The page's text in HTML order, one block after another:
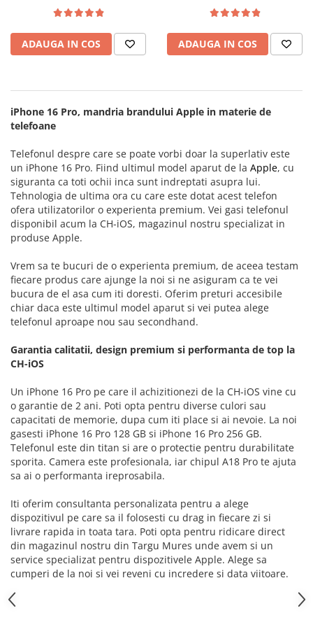
iPhone 14 Pro Max
iPhone 15
iPhone 15 Plus
iPhone 16 Pro
iPhone 16E
iPhone 17
iPhone 17 Air
iPhone 17 Pro
iPhone 17 Pro Max
iPhone SE 3
iPhone Xr
iPhone Xs
iPhone Xs Max
Series 10
Series 6
Series 7
Series 8
Series 9
Series SE 2
Ultra 3
iPad
iPad Air 11 M3 (2025)
iPad Air 13 M3 (2025)
iPad Pro 11 Gen. 4 (2022)
Mac
iPhone 14 Pro
iPhone 14 Pro Max
iPhone 15
iPhone 16
iPhone 16 Pro
iPhone 16 Pro Max
iPhone 5
iPhone 5C
iPhone 6
iPhone 6s
iPhone 6s Plus
iPhone 7
iPhone 7 Plus
iPhone 8 Plus
iPhone SE 2 (2020)
iPhone SE 3 (2022)
iPhone X
iPhone XR
iPhone Xs
iPhone Xs Max
Componente iPad
iPad Air 1, 9.7" (2013)
iPad Air 2, 9.7" (2014)
iPad Air 3, 10.5" (2019)
iPad Air 4, 10.9" (2020)
iPad Air 5, 10.9" (2022)
Suporți și diverse
ADAUGA IN COS ADAUGA IN COS
iPhone 16 Pro, mandria brandului Apple in materie de
telefoane
Telefonul despre care se poate vorbi doar la superlativ este
un iPhone 16 Pro. Fiind ultimul model aparut de la Apple, cu
siguranta ca toti ochii inca sunt indreptati asupra lui.
Tehnologia de ultima ora cu care este dotat acest telefon
ofera utilizatorilor o experienta premium. Vei gasi telefonul
disponibil acum la CH-iOS, magazinul nostru specializat in
produse Apple.
Vrem sa te bucuri de o experienta premium, de aceea testam
fiecare produs care ajunge la noi si ne asiguram ca te vei
bucura de el asa cum iti doresti. Oferim preturi accesibile
chiar daca este ultimul model aparut si vei putea alege
telefonul aproape nou sau secondhand.
Garantia calitatii, design premium si performanta de top la
CH-iOS
Un iPhone 16 Pro pe care il achizitionezi de la CH-iOS vine cu
o garantie de 2 ani. Poti opta pentru diverse culori sau
capacitati de memorie, dupa cum iti place si ai nevoie. La noi
gasesti iPhone 16 Pro 128 GB si iPhone 16 Pro 256 GB.
Telefonul este din titan si are o protectie pentru durabilitate
sporita. Camera este profesionala, iar chipul A18 Pro te ajuta
sa ai o performanta ireprosabila.
Iti oferim consultanta personalizata pentru a alege
dispozitivul pe care sa il folosesti cu drag in fiecare zi si
livrare rapida in toata tara. Poti opta pentru ridicare direct
din magazinul nostru din Targu Mures unde avem si un
service specializat pentru dispozitivele Apple. Alege sa
cumperi de la noi si vei reveni cu incredere si data viitoare.